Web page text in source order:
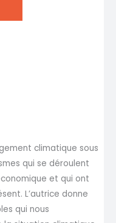
climatique sous
qui se déroulent
et qui ont
L’autrice donne
qui nous